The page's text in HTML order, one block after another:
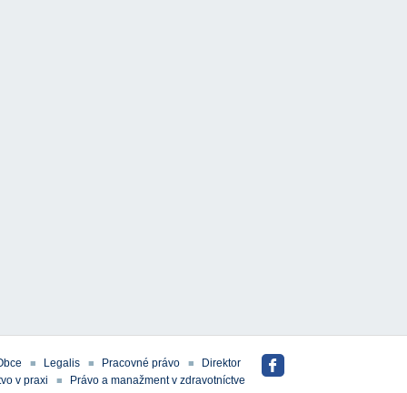
Legalis Pracovné právo
Direktor
v praxi
Právo a manažment v zdravotníctve